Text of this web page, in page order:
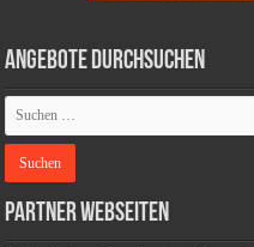
Angebote durchsuchen
Partner Webseiten